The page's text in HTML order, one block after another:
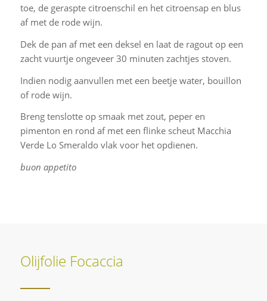
toe, de geraspte citroenschil en het citroensap en blus
af met de rode wijn.
Dek de pan af met een deksel en laat de ragout op een
zacht vuurtje ongeveer 30 minuten zachtjes stoven.
Indien nodig aanvullen met een beetje water, bouillon
of rode wijn.
Breng tenslotte op smaak met zout, peper en
pimenton en rond af met een flinke scheut Macchia
Verde Lo Smeraldo vlak voor het opdienen.
buon appetito
Olijfolie Focaccia